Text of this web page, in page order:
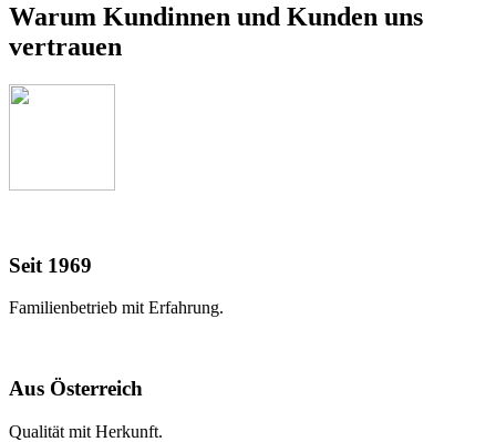
Warum Kundinnen und Kunden uns
vertrauen
Seit 1969
Familienbetrieb mit Erfahrung.
Aus Österreich
Qualität mit Herkunft.